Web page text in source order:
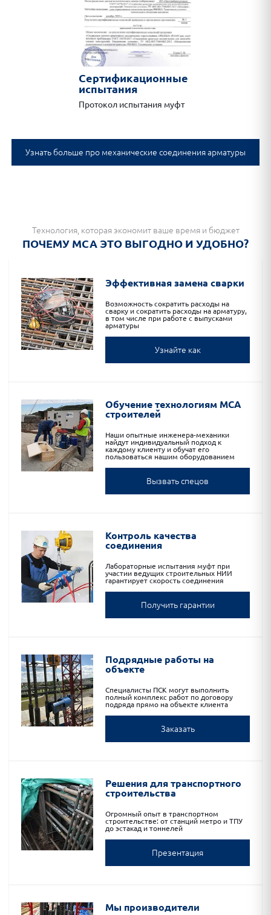
Сертификационные
испытания
Протокол испытания муфт
Узнать больше про механические соединения арматуры
Технология, которая экономит ваше время и бюджет
ПОЧЕМУ МСА ЭТО ВЫГОДНО И УДОБНО?
Эффективная замена сварки
Возможность сократить расходы на
сварку и сократить расходы на арматуру,
в том числе при работе с выпусками
арматуры
Узнайте как
Обучение технологиям МСА
строителей
Наши опытные инженера-механики
найдут индивидуальный подход к
каждому клиенту и обучат его
пользоваться нашим оборудованием
Вызвать спецов
Контроль качества
соединения
Лабораторные испытания муфт при
участии ведущих строительных НИИ
гарантирует скорость соединения
Получить гарантии
Подрядные работы на
объекте
Специалисты ПСК могут выполнить
полный комплекс работ по договору
подряда прямо на объекте клиента
Заказать
Решения для транспортного
строительства
Огромный опыт в транспортном
строительстве: от станций метро и ТПУ
до эстакад и тоннелей
Презентация
Мы производители